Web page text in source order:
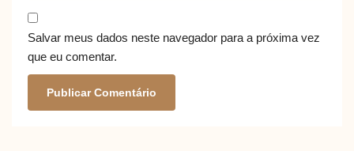
Salvar meus dados neste navegador para a próxima vez
que eu comentar.